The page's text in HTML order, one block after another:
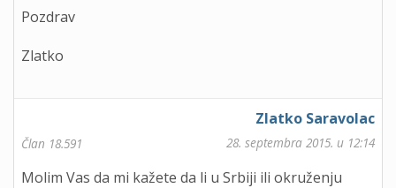
Pozdrav
Zlatko
Zlatko Saravolac
Član 18.591 28. septembra 2015. u 12:14
Molim Vas da mi kažete da li u Srbiji ili okruženju